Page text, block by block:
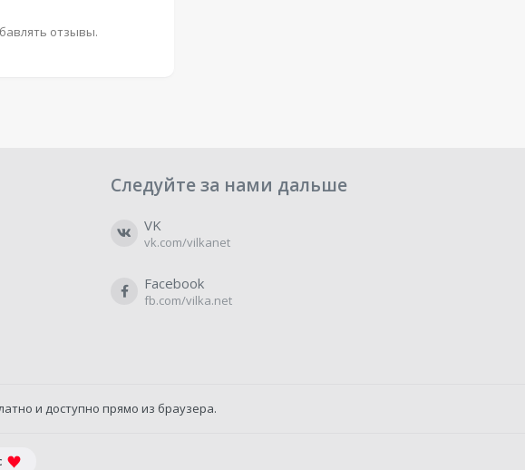
отзывы.
Следуйте за нами дальше
VK
vk.com/vilkanet
Facebook
fb.com/vilka.net
и доступно прямо из браузера.